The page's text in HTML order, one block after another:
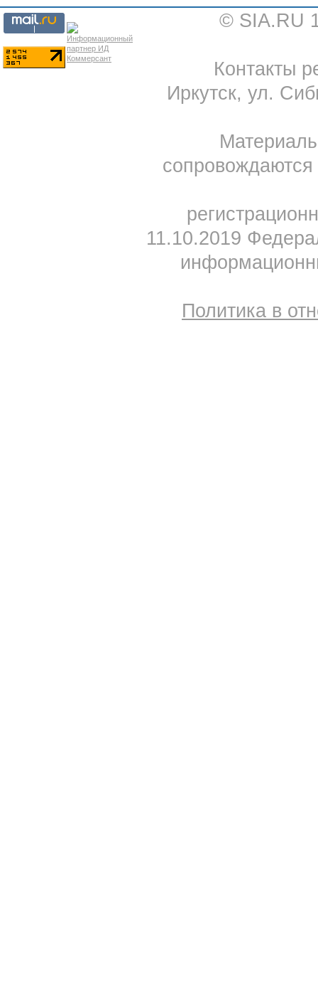
© SIA.RU
Контакты
Иркутск, ул.
11.10.2019
Политика в